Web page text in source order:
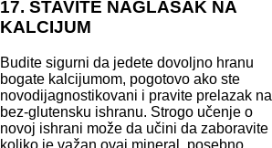
17. STAVITE NAGLASAK NA
KALCIJUM
Budite sigurni da jedete dovoljno hranu
bogate kalcijumom, pogotovo ako ste
novodijagnostikovani i pravite prelazak na
bez-glutensku ishranu. Strogo učenje o
novoj ishrani može da učini da zaboravite
koliko je važan ovaj mineral, posebno